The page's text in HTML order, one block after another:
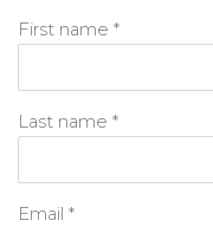
First name *
Last name *
Email *